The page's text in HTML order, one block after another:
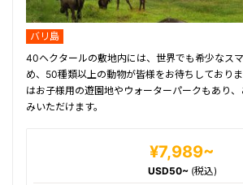
バリ島
40ヘクタールの敷地内には、世界でも希少なス
め、50種類以上の動物が皆様をお待ちしており
はお子様用の遊園地やウォーターパークもあり
みいただけます。
¥7,989~
USD50~ (税込)